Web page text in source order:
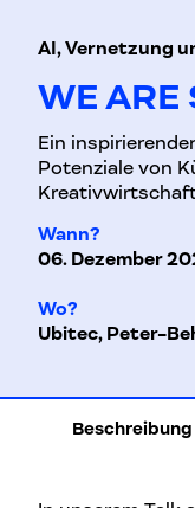
AI, Vernetzung
WE
Ein
Potenziale von
Wann?
06. Dezember
Wo?
Ubitec, Peter-
Beschreibung